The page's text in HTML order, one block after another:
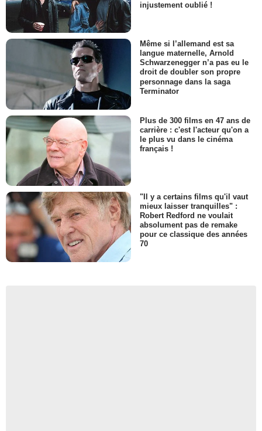
injustement oublié !
Même si l’allemand est sa
langue maternelle, Arnold
Schwarzenegger n’a pas eu le
droit de doubler son propre
personnage dans la saga
Terminator
Plus de 300 films en 47 ans de
carrière : c'est l'acteur qu'on a
le plus vu dans le cinéma
français !
"Il y a certains films qu'il vaut
mieux laisser tranquilles" :
Robert Redford ne voulait
absolument pas de remake
pour ce classique des années
70